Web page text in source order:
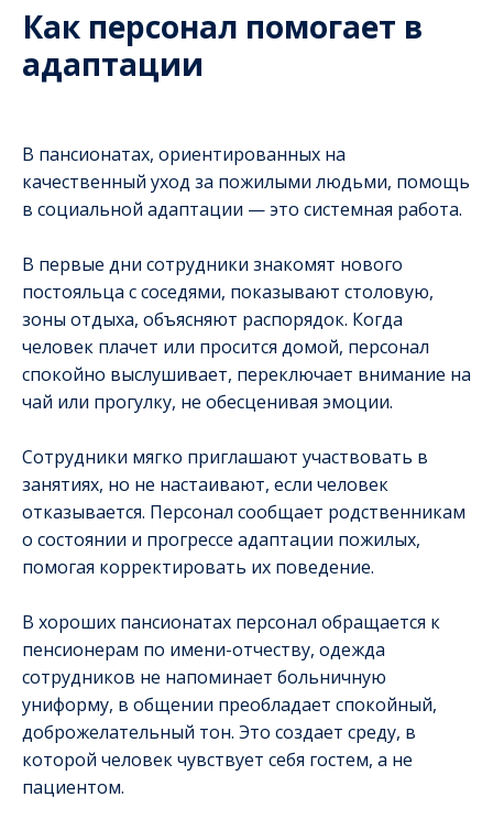
Как персонал помогает в
адаптации
В пансионатах, ориентированных на
качественный уход за пожилыми людьми, помощь
в социальной адаптации — это системная работа.
В первые дни сотрудники знакомят нового
постояльца с соседями, показывают столовую,
зоны отдыха, объясняют распорядок. Когда
человек плачет или просится домой, персонал
спокойно выслушивает, переключает внимание на
чай или прогулку, не обесценивая эмоции.
Сотрудники мягко приглашают участвовать в
занятиях, но не настаивают, если человек
отказывается. Персонал сообщает родственникам
о состоянии и прогрессе адаптации пожилых,
помогая корректировать их поведение.
В хороших пансионатах персонал обращается к
пенсионерам по имени-отчеству, одежда
сотрудников не напоминает больничную
униформу, в общении преобладает спокойный,
доброжелательный тон. Это создает среду, в
которой человек чувствует себя гостем, а не
пациентом.